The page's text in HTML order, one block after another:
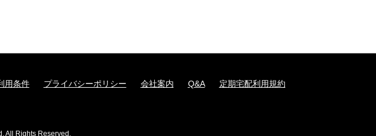
用条件 プライバシーポリシー 会社案内 Q&A 定期宅配利用規約
All Rights Reserved.